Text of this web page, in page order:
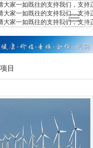
Toggle
目
家一如既往的支持我们，支持
家一如既往的支持我们，支持
家一如既往的支持我们，支持